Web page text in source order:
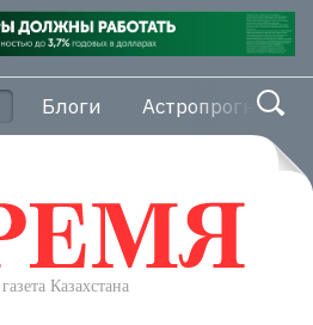
Блоги Астропрогноз